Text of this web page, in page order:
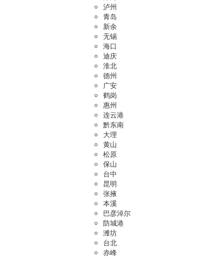
泸州
青岛
新余
无锡
海口
迪庆
淮北
德州
广安
鹤岗
惠州
连云港
黔东南
大理
黄山
松原
保山
台中
昆明
张掖
本溪
巴彦淖尔
防城港
潍坊
台北
赤峰